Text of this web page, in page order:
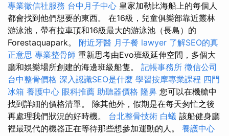
專業徵信社服務 台中月子中心 皇家加勒比海船上的每個人
都會找到他們想要的東西。 在16級，兒童俱樂部靠近叢林
游泳池，帶有拉車頂和16級最大的游泳池（長島）的
Forestaquapark。 附近牙醫 月子餐 lawyer 了解SEO的真
正意思 專業整骨師 重新思考由Evo班級延伸空間，多個大
廳和娛樂場所創建的海邊班級船隻。 記帳事務所 徵信公司
台中整骨價格 深入認識SEO是什麼 學習按摩專業課程 四門
冰箱 養護中心 眼科推薦 助聽器價格 隆鼻 您可以在機艙中
找到詳細的價格清單。 除其他外，假期是在每天匆忙之後
再處理我們狀況的好時機。 台北整骨技術 白蟻 該船健身廳
裡最現代的機器正在等待那些想參加運動的人。 養護中心